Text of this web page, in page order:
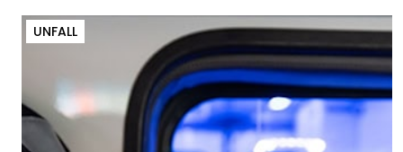
UNFALL